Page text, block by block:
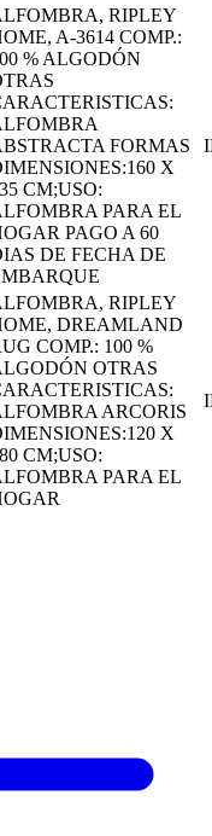
RIPLEY
A-3614 COMP.:
% ALGODÓN
FORMAS
X
CM;USO:
PARA EL
PAGO A 60
DE FECHA DE
RIPLEY
DREAMLAND
COMP.: 100 %
OTRAS
ARCORIS
X
CM;USO:
PARA EL